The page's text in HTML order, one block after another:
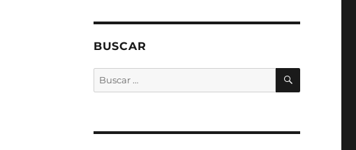
BUSCAR
Buscar
por:
BUSCAR